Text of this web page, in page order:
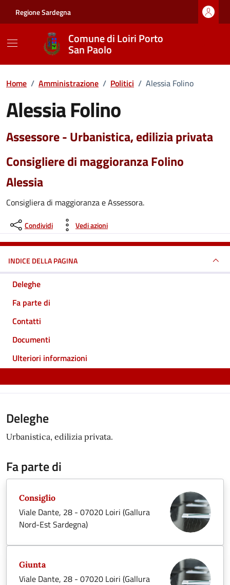
Regione Sardegna
Comune di Loiri Porto
San Paolo
Home / Amministrazione / Politici / Alessia Folino
Alessia Folino
Assessore - Urbanistica, edilizia privata
Consigliere di maggioranza Folino
Alessia
Consigliera di maggioranza e Assessora.
Condividi Vedi azioni
INDICE DELLA PAGINA
Deleghe
Fa parte di
Contatti
Documenti
Ulteriori informazioni
Deleghe
Urbanistica, edilizia privata.
Fa parte di
Consiglio
Viale Dante, 28 - 07020 Loiri (Gallura
Nord-Est Sardegna)
Giunta
Viale Dante, 28 - 07020 Loiri (Gallura